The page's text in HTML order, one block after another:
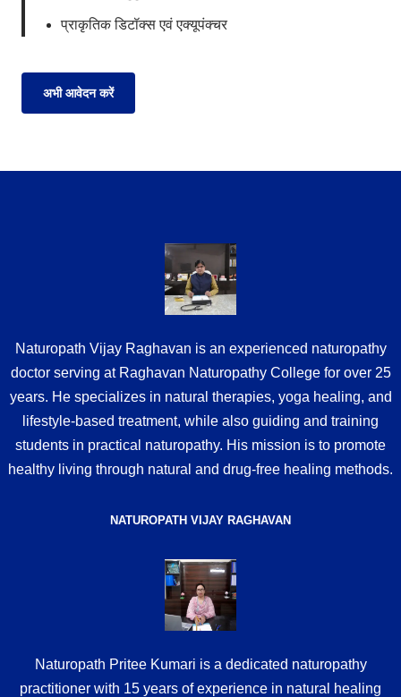
प्राकृतिक डिटॉक्स एवं एक्यूपंक्चर
अभी आवेदन करें
Naturopath Vijay Raghavan is an experienced naturopathy
doctor serving at Raghavan Naturopathy College for over 25
years. He specializes in natural therapies, yoga healing, and
lifestyle-based treatment, while also guiding and training
students in practical naturopathy. His mission is to promote
healthy living through natural and drug-free healing methods.
NATUROPATH VIJAY RAGHAVAN
Naturopath Pritee Kumari is a dedicated naturopathy
practitioner with 15 years of experience in natural healing